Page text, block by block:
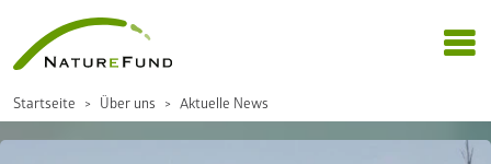
Startseite Über uns Aktuelle News